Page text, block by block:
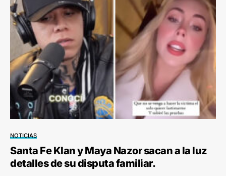
NOTICIAS
Santa Fe Klan y Maya Nazor sacan a la luz
detalles de su disputa familiar.